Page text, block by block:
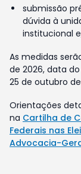
submissão
dúvida à
institucional
As medidas
de 2026, data
25 de outubro
Orientações
na Cartilha de
Federais nas
Advocacia-